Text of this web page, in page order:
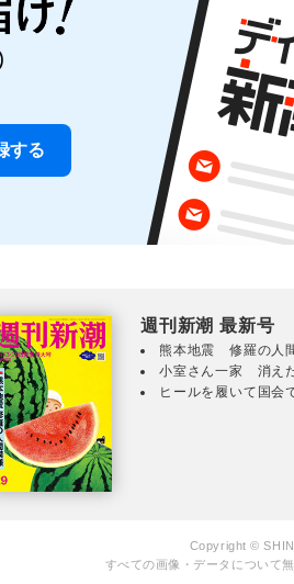
週刊新潮 最新号
熊本地震 修羅の人
小室さん一家 消え
ヒールを履いて国
Copyright ©
すべての画像・データについて